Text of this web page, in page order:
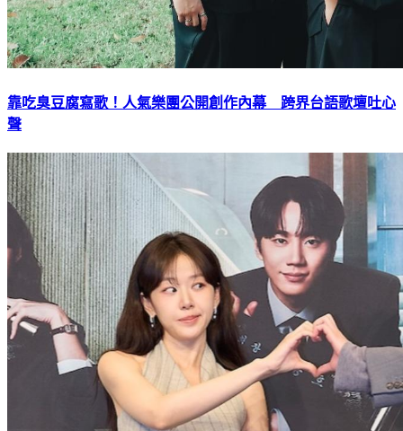
靠吃臭豆腐寫歌！人氣樂團公開創作內幕 跨界台語歌壇吐心
聲